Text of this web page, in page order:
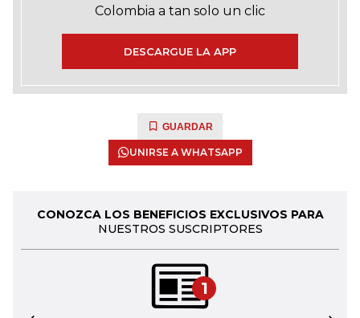
Colombia a tan solo un clic
DESCARGUE LA APP
GUARDAR
UNIRSE A WHATSAPP
CONOZCA LOS BENEFICIOS EXCLUSIVOS PARA
NUESTROS SUSCRIPTORES
1